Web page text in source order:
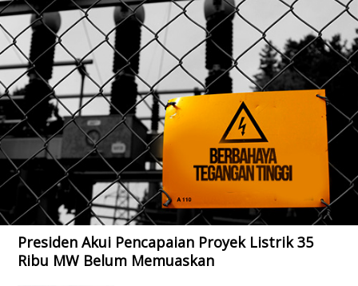
Presiden Akui Pencapaian Proyek Listrik 35
Ribu MW Belum Memuaskan